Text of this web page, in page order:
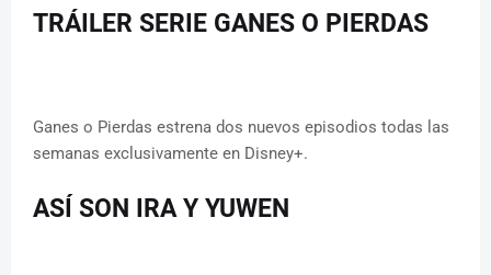
TRÁILER SERIE GANES O PIERDAS
Ganes o Pierdas estrena dos nuevos episodios todas las
semanas exclusivamente en Disney+.
ASÍ SON IRA Y YUWEN